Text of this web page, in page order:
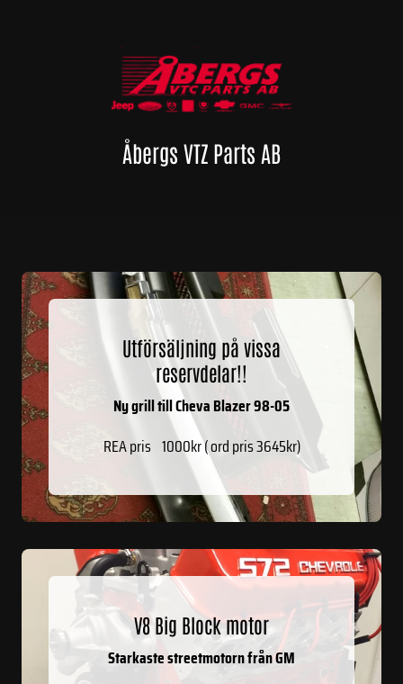
Åbergs VTZ Parts AB
Utförsäljning på vissa
reservdelar!!
Ny grill till Cheva Blazer 98-05
REA pris 1000kr ( ord pris 3645kr)
V8 Big Block motor
Starkaste streetmotorn från GM